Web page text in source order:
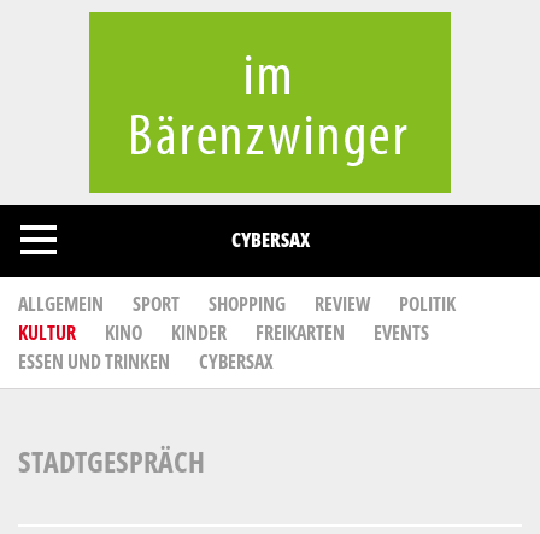
CYBERSAX
ALLGEMEIN SPORT SHOPPING REVIEW
POLITIK
KULTUR
KINO KINDER FREIKARTEN
EVENTS
ESSEN UND TRINKEN
CYBERSAX
STADTGESPRÄCH
Cookies management panel